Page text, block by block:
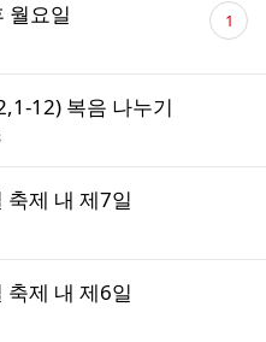
월요일
수
댓
글 1
12) 복음 나누기
수
제 내 제7일
수
제 내 제6일
수